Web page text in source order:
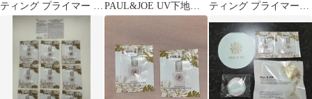
ティング プライマー 01
2度使用
PAUL&JOE UV下地サ
ンプル 02番 12個セット
ティング プライマー＆
プル